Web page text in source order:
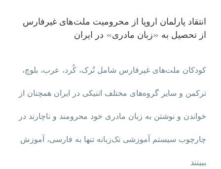
انتقاد پارلمان اروپا از محرومیت ملت‌های غیرفارس
از تحصیل به «زبان مادری» در ایران
کودکان ملت‌های غیر‌فارس شامل تُرک، کُرد، عرب، بلوچ،
ترکمن و سایر گروه‌های مختلف اتنیکی در ایران همچنان از
خواندن و نوشتن به زبان مادری خود محرومند و ناچارند در
چارچوب سیستم آموزشی تک‌زبانه تنها به فارسی، آموزش
ببینند